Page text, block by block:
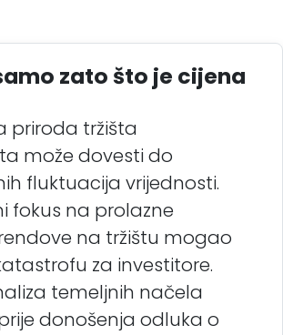
zato što je cijena
priroda tržišta
može dovesti do
fluktuacija vrijednosti.
fokus na prolazne
na tržištu mogao
za investitore.
temeljnih načela
donošenja odluka o